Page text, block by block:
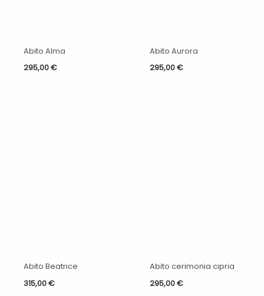
Abito Alma
295,00€
Abito Aurora
295,00€
Abito Beatrice
315,00€
Abito cerimonia cipria
295,00€